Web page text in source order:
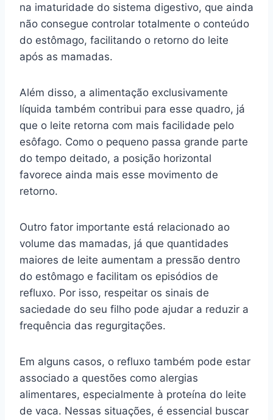
na imaturidade do sistema digestivo, que ainda
não consegue controlar totalmente o conteúdo
do estômago, facilitando o retorno do leite
após as mamadas.
Além disso, a alimentação exclusivamente
líquida também contribui para esse quadro, já
que o leite retorna com mais facilidade pelo
esôfago. Como o pequeno passa grande parte
do tempo deitado, a posição horizontal
favorece ainda mais esse movimento de
retorno.
Outro fator importante está relacionado ao
volume das mamadas, já que quantidades
maiores de leite aumentam a pressão dentro
do estômago e facilitam os episódios de
refluxo. Por isso, respeitar os sinais de
saciedade do seu filho pode ajudar a reduzir a
frequência das regurgitações.
Em alguns casos, o refluxo também pode estar
associado a questões como alergias
alimentares, especialmente à proteína do leite
de vaca. Nessas situações, é essencial buscar